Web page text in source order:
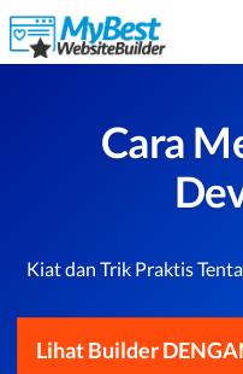
Cara
Kiat dan Trik Praktis
Lihat Builder